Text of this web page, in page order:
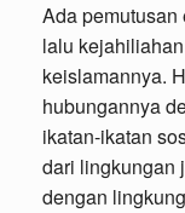
Ada pemutusan
lalu
keislamannya.
hubungannya
ikatan-ikatan
dari lingkungan
dengan